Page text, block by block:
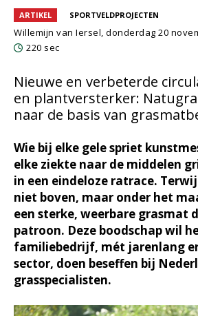
ARTIKEL SPORTVELDPROJECTEN
Willemijn van Iersel, donderdag 20
220 sec
Nieuwe en verbeterde
en plantversterker:
naar de basis van
Wie bij elke gele spriet
elke ziekte naar de middelen
in een eindeloze ratrace.
niet boven, maar onder het
een sterke, weerbare grasmat
patroon. Deze boodschap wil
familiebedrijf, mét jarenlang
sector, doen beseffen bij
grasspecialisten.